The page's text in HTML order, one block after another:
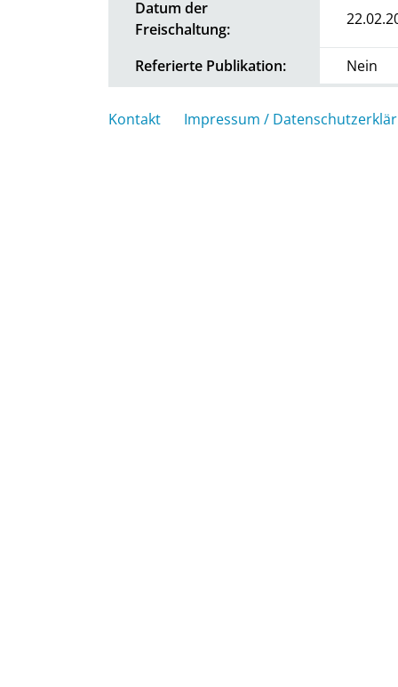
Datum der
Freischaltung:
Referierte Publikation: Nein
Kontakt Impressum /